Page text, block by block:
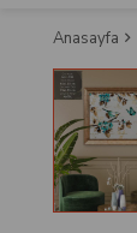
Anasayfa